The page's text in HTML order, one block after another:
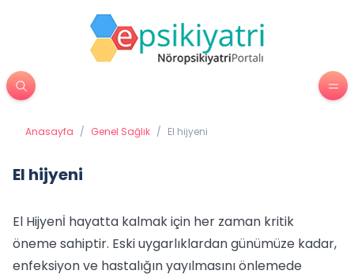
Anasayfa / Genel Sağlık / El hijyeni
El hijyeni
El Hijyenİ hayatta kalmak için her zaman kritik
öneme sahiptir. Eski uygarlıklardan günümüze kadar,
enfeksiyon ve hastalığın yayılmasını önlemede